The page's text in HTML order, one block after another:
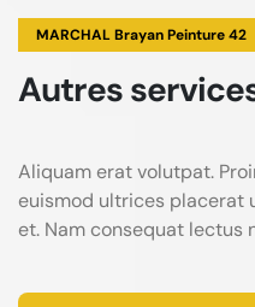
MARCHAL Brayan Peinture 42
Autres
Aliquam erat volutpat.
euismod ultrices placerat
et. Nam consequat lectus